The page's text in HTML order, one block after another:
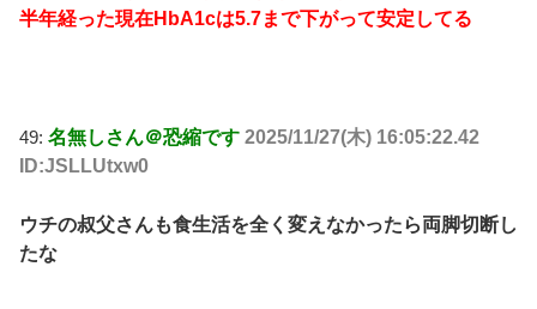
半年経った現在HbA1cは5.7まで下がって安定してる
49: 名無しさん＠恐縮です 2025/11/27(木) 16:05:22.42
ID:JSLLUtxw0
ウチの叔父さんも食生活を全く変えなかったら両脚切断し
たな